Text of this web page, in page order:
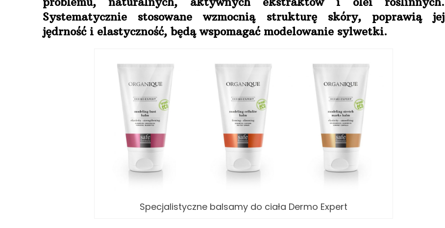
Systematycznie stosowane wzmocnią strukturę skóry, poprawią jej
jędrność i elastyczność, będą wspomagać modelowanie sylwetki.
Specjalistyczne balsamy do ciała Dermo Expert